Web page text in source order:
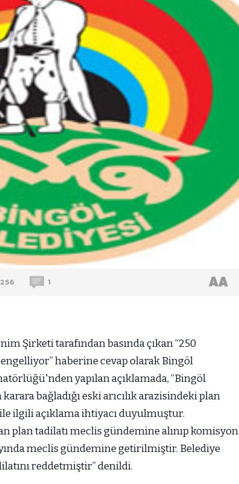
1 AA
Şirketi tarafından basında çıkan “250
haberine cevap olarak Bingöl
yapılan açıklamada, “Bingöl
bağladığı eski arıcılık arazisindeki plan
ilgili açıklama ihtiyacı duyulmuştur.
plan tadilatı meclis gündemine alınıp komisyon
meclis gündemine getirilmiştir. Belediye
reddetmiştir” denildi.